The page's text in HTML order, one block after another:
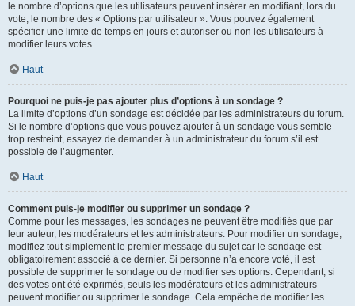
le nombre d’options que les utilisateurs peuvent insérer en modifiant, lors du
vote, le nombre des « Options par utilisateur ». Vous pouvez également
spécifier une limite de temps en jours et autoriser ou non les utilisateurs à
modifier leurs votes.
Haut
Pourquoi ne puis-je pas ajouter plus d’options à un sondage ?
La limite d’options d’un sondage est décidée par les administrateurs du forum.
Si le nombre d’options que vous pouvez ajouter à un sondage vous semble
trop restreint, essayez de demander à un administrateur du forum s’il est
possible de l’augmenter.
Haut
Comment puis-je modifier ou supprimer un sondage ?
Comme pour les messages, les sondages ne peuvent être modifiés que par
leur auteur, les modérateurs et les administrateurs. Pour modifier un sondage,
modifiez tout simplement le premier message du sujet car le sondage est
obligatoirement associé à ce dernier. Si personne n’a encore voté, il est
possible de supprimer le sondage ou de modifier ses options. Cependant, si
des votes ont été exprimés, seuls les modérateurs et les administrateurs
peuvent modifier ou supprimer le sondage. Cela empêche de modifier les